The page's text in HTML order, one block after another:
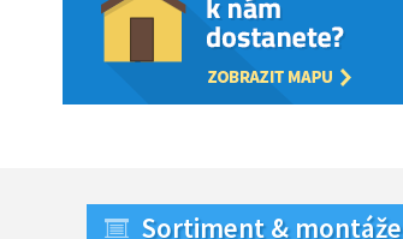
Sortiment & montáže